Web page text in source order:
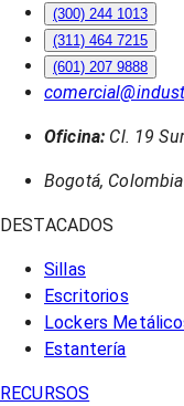
(300) 244 1013
(311) 464 7215
(601) 207 9888
Oficina: Cl. 19
Bogotá, Colombia
DESTACADOS
Sillas
Escritorios
Lockers
Estantería
RECURSOS